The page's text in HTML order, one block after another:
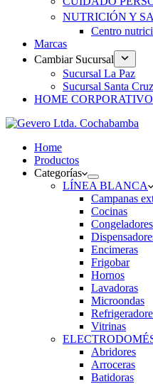
NUTRICIÓN Y
Centro
Marcas
Cambiar Sucursal
Sucursal La Paz
Sucursal Santa Cruz
HOME CORPORATIVO
Home
Productos
Categorías
LÍNEA BLANCA
Campanas
Cocinas
Congeladores
Encimeras
Frigobar
Hornos
Lavadoras
Microondas
Vitrinas
Abridores
Arroceras
Batidoras